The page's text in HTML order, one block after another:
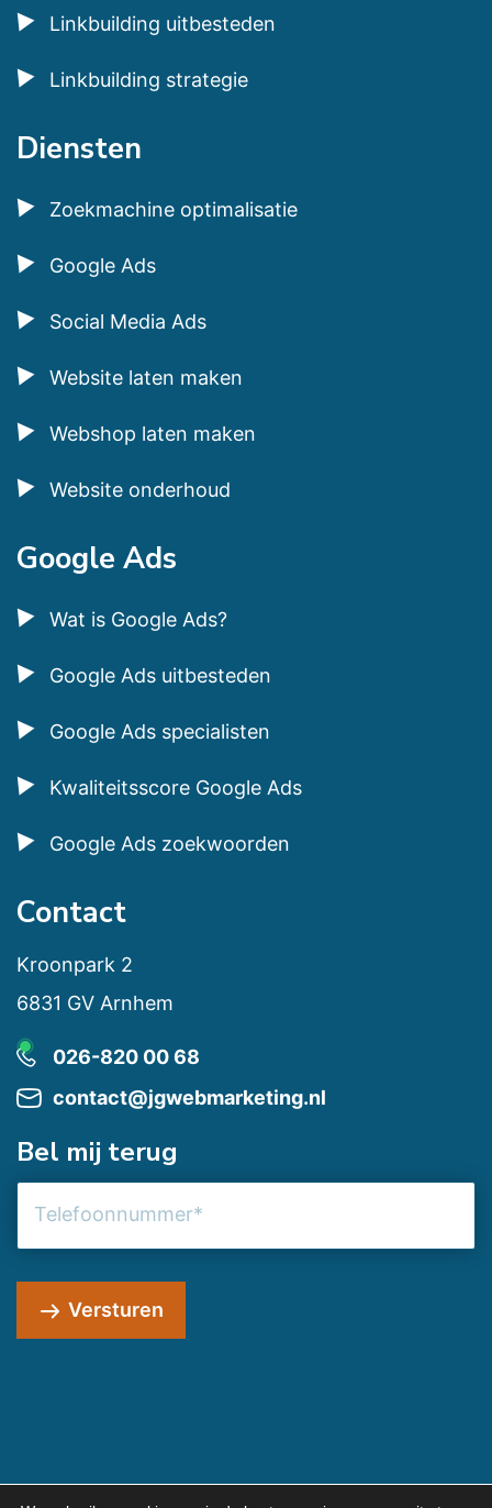
Linkbuilding uitbesteden
Linkbuilding strategie
Diensten
Zoekmachine optimalisatie
Google Ads
Social Media Ads
Website laten maken
Webshop laten maken
Website onderhoud
Google Ads
Wat is Google Ads?
Google Ads uitbesteden
Google Ads specialisten
Kwaliteitsscore Google Ads
Google Ads zoekwoorden
Contact
Kroonpark 2
6831 GV Arnhem
026-820 00 68
contact@jgwebmarketing.nl
Bel mij terug
Versturen